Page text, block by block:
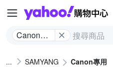
Canon專
SAMYANG Canon專用